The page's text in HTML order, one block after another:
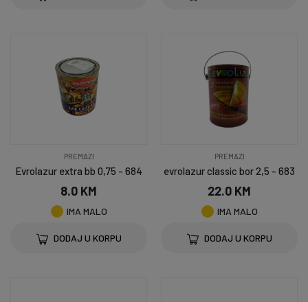
PREMAZI
Evrolazur extra bb 0,75 - 684
8.0 KM
IMA MALO
DODAJ U KORPU
PREMAZI
evrolazur classic bor 2,5 - 683
22.0 KM
IMA MALO
DODAJ U KORPU